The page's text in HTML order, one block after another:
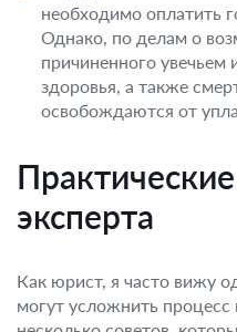
необходимо оплатить
Однако, по делам о
причиненного
здоровья, а также
освобождаются от
эксперта
Как юрист, я часто вижу
могут усложнить